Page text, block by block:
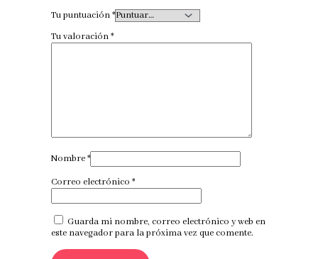
Tu puntuación*
Tu valoración*
Nombre*
Correo electrónico *
Guarda mi nombre, correo electrónico y web en
este navegador para la próxima vez que comente.